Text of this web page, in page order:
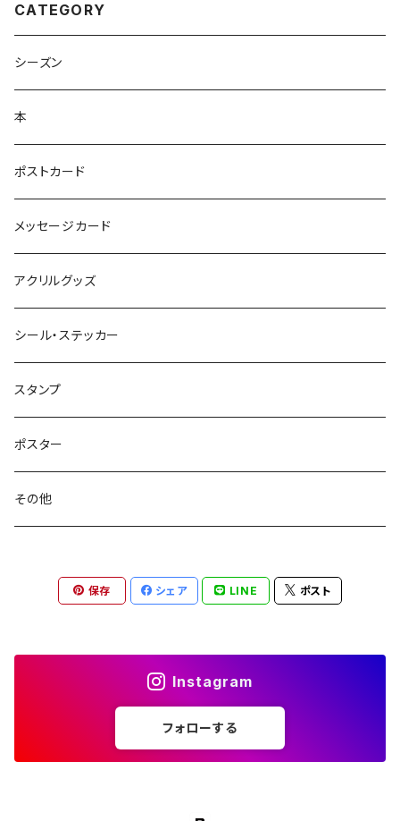
CATEGORY
シーズン
本
ポストカード
メッセージカード
アクリルグッズ
シール・ステッカー
スタンプ
ポスター
その他
保存 シェア LINE ポスト
Instagram
フォローする